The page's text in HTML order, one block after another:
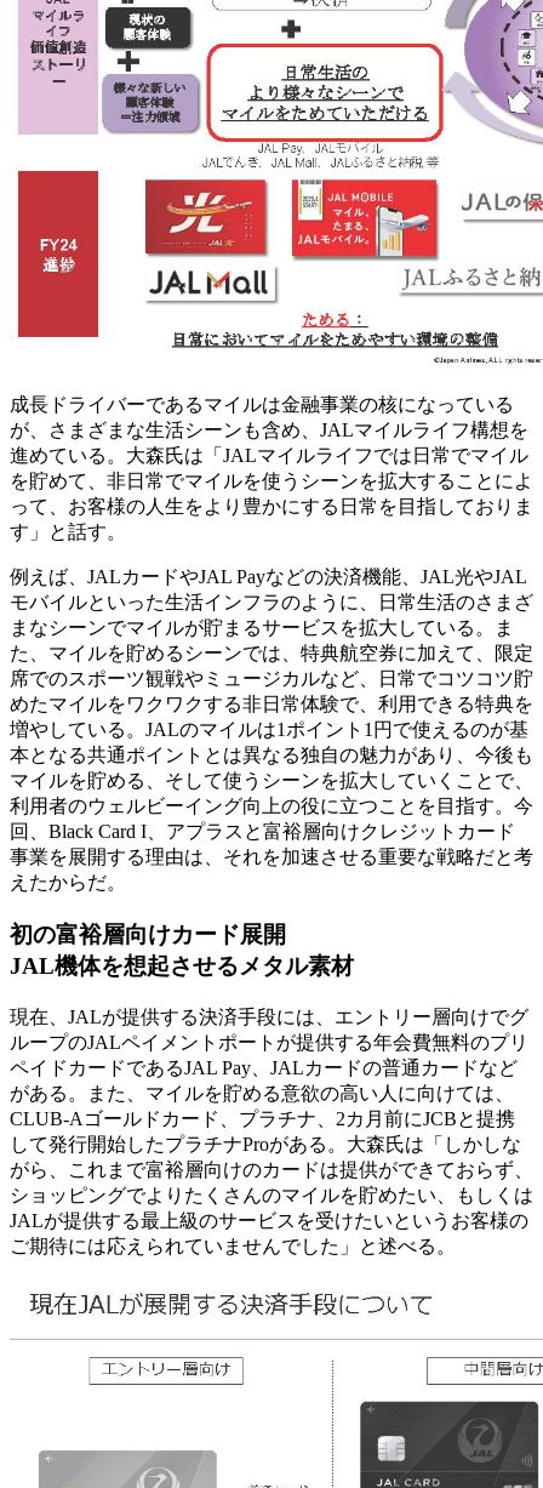
成長ドライバーであるマイルは金融事業の核になっている
が、さまざまな生活シーンも含め、JALマイルライフ構想を
進めている。大森氏は「JALマイルライフでは日常でマイル
を貯めて、非日常でマイルを使うシーンを拡大することによ
って、お客様の人生をより豊かにする日常を目指しておりま
す」と話す。
例えば、JALカードやJAL Payなどの決済機能、JAL光やJAL
モバイルといった生活インフラのように、日常生活のさまざ
まなシーンでマイルが貯まるサービスを拡大している。ま
た、マイルを貯めるシーンでは、特典航空券に加えて、限定
席でのスポーツ観戦やミュージカルなど、日常でコツコツ貯
めたマイルをワクワクする非日常体験で、利用できる特典を
増やしている。JALのマイルは1ポイント1円で使えるのが基
本となる共通ポイントとは異なる独自の魅力があり、今後も
マイルを貯める、そして使うシーンを拡大していくことで、
利用者のウェルビーイング向上の役に立つことを目指す。今
回、Black Card I、アプラスと富裕層向けクレジットカード
事業を展開する理由は、それを加速させる重要な戦略だと考
えたからだ。
初の富裕層向けカード展開
JAL機体を想起させるメタル素材
現在、JALが提供する決済手段には、エントリー層向けでグ
ループのJALペイメントポートが提供する年会費無料のプリ
ペイドカードであるJAL Pay、JALカードの普通カードなど
がある。また、マイルを貯める意欲の高い人に向けては、
CLUB-Aゴールドカード、プラチナ、2カ月前にJCBと提携
して発行開始したプラチナProがある。大森氏は「しかしな
がら、これまで富裕層向けのカードは提供ができておらず、
ショッピングでよりたくさんのマイルを貯めたい、もしくは
JALが提供する最上級のサービスを受けたいというお客様の
ご期待には応えられていませんでした」と述べる。